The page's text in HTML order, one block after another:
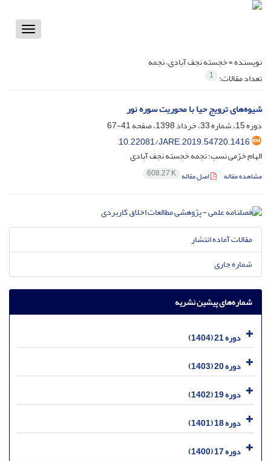
Toggle
نویسنده =خجسته نجف آبادی، نجمه
تعداد مقالات: 1
شیوه‌های ترویج حیا با محوریت سوره نور
دوره 15، شماره 33، خرداد 1398، صفحه
41-67
10.22081/JARE.2019.54720.1416
الهام خرّمی نسب؛ نجمه خجسته نجف آبادی
مشاهده مقاله اصل مقاله 608.27 K
مقالات آماده انتشار
شماره جاری
شماره‌های پیشین نشریه
دوره 21 (1404)
دوره 20 (1403)
دوره 19 (1402)
دوره 18 (1401)
دوره 17 (1400)